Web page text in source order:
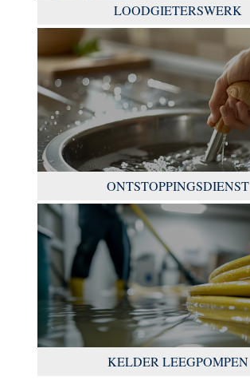
LOODGIETERSWERK
ONTSTOPPINGSDIENST
KELDER LEEGPOMPEN